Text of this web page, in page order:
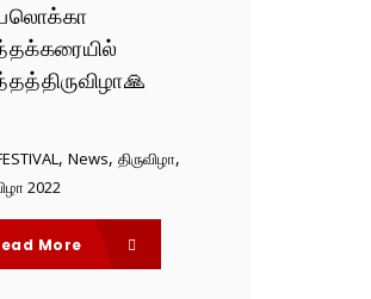
, News, திருவிழா,
2022
More